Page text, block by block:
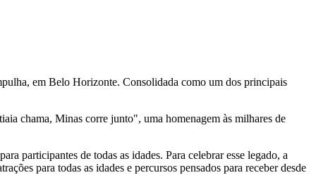
em Belo Horizonte. Consolidada como um dos principais
chama, Minas corre junto", uma homenagem às milhares de
participantes de todas as idades. Para celebrar esse legado, a
para todas as idades e percursos pensados para receber desde